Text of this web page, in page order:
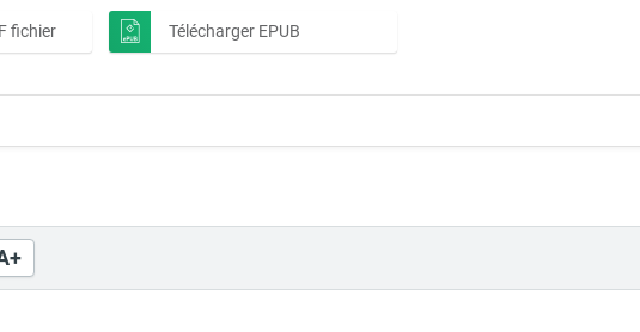
fichier Télécharger EPUB